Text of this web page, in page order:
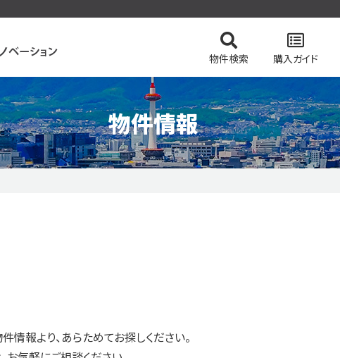
物件検索 購入ガイド
物件情報
報より、あらためてお探しください。